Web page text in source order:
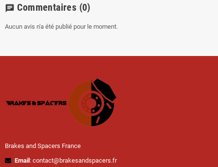
chat Commentaires (0)
Aucun avis n'a été publié pour le moment.
Brakes and Spacers France
Email : contact@brakesandspacers.fr